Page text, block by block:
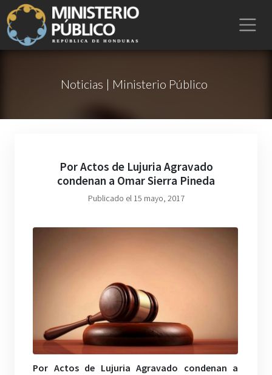
Noticias | Ministerio Público
Por Actos de Lujuria Agravado
condenan a Omar Sierra Pineda
Publicado el 15 mayo, 2017
Por Actos de Lujuria Agravado condenan a